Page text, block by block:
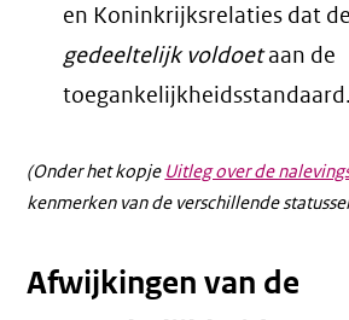
en Koninkrijksrelaties dat
gedeeltelijk voldoetaan de
toegankelijkheidsstandaard.
(Onder het kopje Uitleg over de
kenmerken van de verschillende
Afwijkingen van de